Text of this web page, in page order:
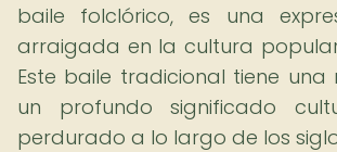
baile folclórico, es una
arraigada en la cultura
Este baile tradicional tiene una
un profundo significado
perdurado a lo largo de los